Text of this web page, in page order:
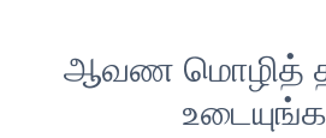
ஆவண மொழித்